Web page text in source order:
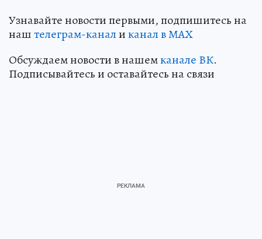
Узнавайте новости первыми, подпишитесь на
наштелеграм-каналиканал в МАХ
Обсуждаем новости в нашемканале ВК.
Подписывайтесь и оставайтесь на связи